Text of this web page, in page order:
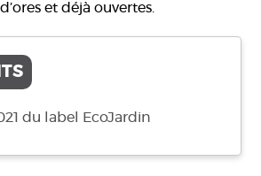
et déjà ouvertes.
du label EcoJardin